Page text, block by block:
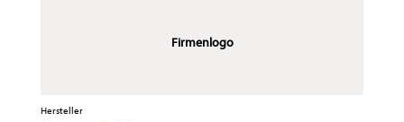
Firmenlogo
Hersteller